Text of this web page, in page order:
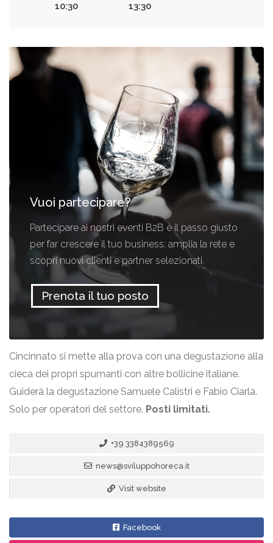
10:30
13:30
Vuoi partecipare?
Partecipare ai nostri eventi B2B è il passo giusto
per far crescere il tuo business: amplia la rete e
scopri nuovi clienti e partner selezionati.
Prenota il tuo posto
Cincinnato si mette alla prova con una degustazione alla
cieca dei propri spumanti con altre bollicine italiane.
Guiderà la degustazione Samuele Calistri e Fabio Ciarla.
Solo per operatori del settore. Posti limitati.
+39 3384389569
news@sviluppohoreca.it
Visit website
Facebook